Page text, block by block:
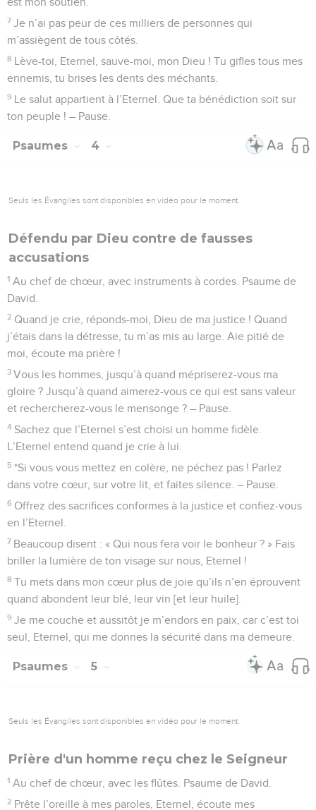
7 Je n’ai pas peur de ces milliers de personnes qui
m’assiègent de tous côtés.
8 Lève-toi, Eternel, sauve-moi, mon Dieu ! Tu gifles tous mes
ennemis, tu brises les dents des méchants.
9 Le salut appartient à l’Eternel. Que ta bénédiction soit sur
ton peuple ! – Pause.
Psaumes 4
Seuls les Évangiles sont disponibles en vidéo pour le moment.
Défendu par Dieu contre de fausses
accusations
1 Au chef de chœur, avec instruments à cordes. Psaume de
David.
2 Quand je crie, réponds-moi, Dieu de ma justice ! Quand
j’étais dans la détresse, tu m’as mis au large. Aie pitié de
moi, écoute ma prière !
3 Vous les hommes, jusqu’à quand mépriserez-vous ma
gloire ? Jusqu’à quand aimerez-vous ce qui est sans valeur
et rechercherez-vous le mensonge ? – Pause.
4 Sachez que l’Eternel s’est choisi un homme fidèle.
L’Eternel entend quand je crie à lui.
5 *Si vous vous mettez en colère, ne péchez pas ! Parlez
dans votre cœur, sur votre lit, et faites silence. – Pause.
6 Offrez des sacrifices conformes à la justice et confiez-vous
en l’Eternel.
7 Beaucoup disent : « Qui nous fera voir le bonheur ? » Fais
briller la lumière de ton visage sur nous, Eternel !
8 Tu mets dans mon cœur plus de joie qu’ils n’en éprouvent
quand abondent leur blé, leur vin [et leur huile].
9 Je me couche et aussitôt je m’endors en paix, car c’est toi
seul, Eternel, qui me donnes la sécurité dans ma demeure.
Psaumes 5
Seuls les Évangiles sont disponibles en vidéo pour le moment.
Prière d'un homme reçu chez le Seigneur
1 Au chef de chœur, avec les flûtes. Psaume de David.
2 Prête l’oreille à mes paroles, Eternel, écoute mes